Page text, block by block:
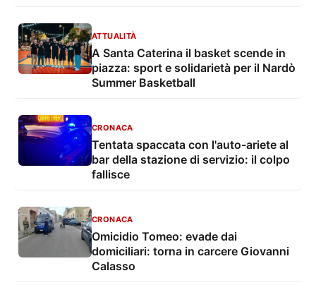
ATTUALITÀ
A Santa Caterina il basket scende in
piazza: sport e solidarietà per il Nardò
Summer Basketball
CRONACA
Tentata spaccata con l'auto-ariete al
bar della stazione di servizio: il colpo
fallisce
CRONACA
Omicidio Tomeo: evade dai
domiciliari: torna in carcere Giovanni
Calasso